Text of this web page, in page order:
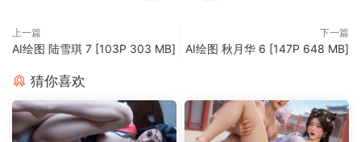
上一篇
‎AI绘图 陆雪琪 7 [103P 303 MB]
下一篇
AI绘图 秋月华 6 [147P 648 MB]
猜你喜欢